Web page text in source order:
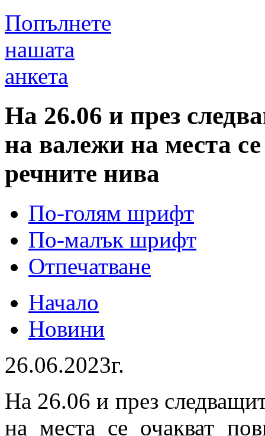
Попълнете
нашата
анкета
На 26.06 и през
на валежи на места
речните нива
По-голям шрифт
По-малък шрифт
Отпечатване
Начало
Новини
26.06.2023г.
На 26.06 и през
на места се очакват